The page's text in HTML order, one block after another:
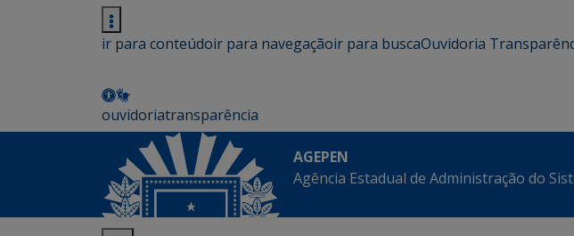
ir para conteúdoir para navegaçãoir para buscaOuvidoria
ouvidoriatransparência
AGEPEN
Agência Estadual de Administração do